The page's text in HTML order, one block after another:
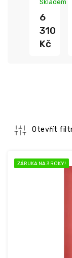
Skladem
6
310
Kč
Otevřít
ZÁRUKA NA 3 ROKY!